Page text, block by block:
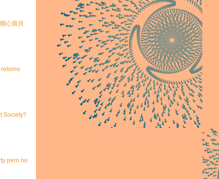
心寶貝
retorno
Society?
pero no